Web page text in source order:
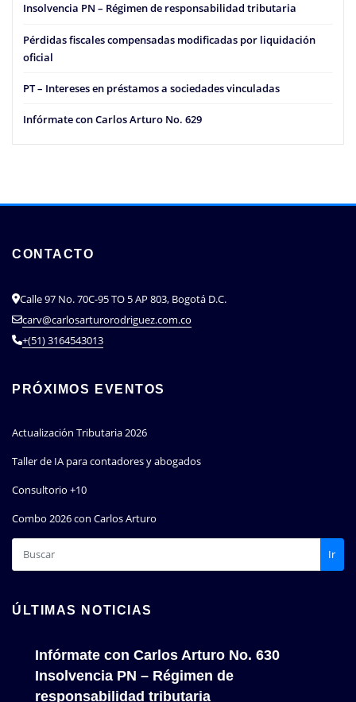
Insolvencia PN – Régimen de responsabilidad tributaria
Pérdidas fiscales compensadas modificadas por liquidación
oficial
PT – Intereses en préstamos a sociedades vinculadas
Infórmate con Carlos Arturo No. 629
CONTACTO
Calle 97 No. 70C-95 TO 5 AP 803, Bogotá D.C.
carv@carlosarturorodriguez.com.co
+(51) 3164543013
PRÓXIMOS EVENTOS
Actualización Tributaria 2026
Taller de IA para contadores y abogados
Consultorio +10
Combo 2026 con Carlos Arturo
Ir
ÚLTIMAS NOTICIAS
Infórmate con Carlos Arturo No. 630
Insolvencia PN – Régimen de
responsabilidad tributaria